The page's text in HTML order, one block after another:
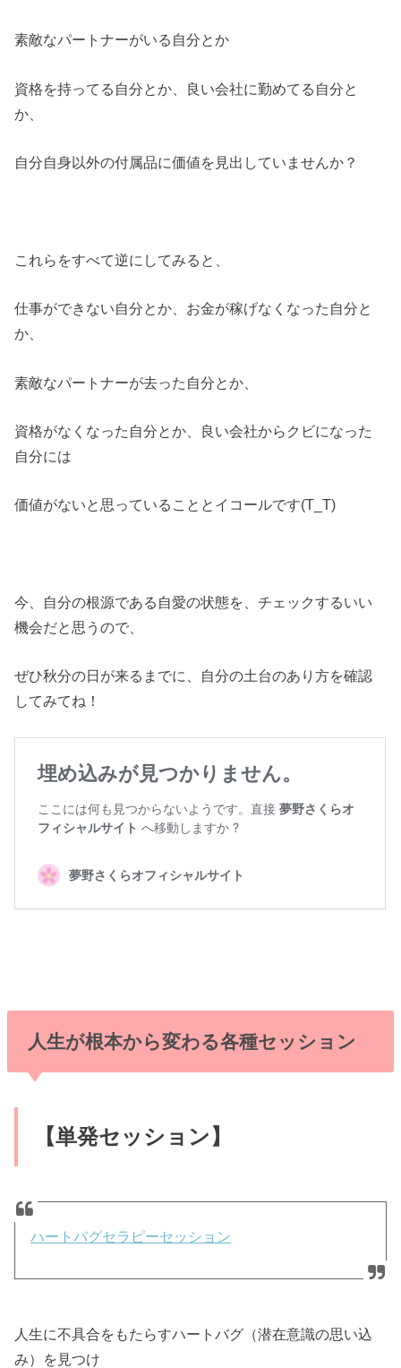
素敵なパートナーがいる自分とか
資格を持ってる自分とか、良い会社に勤めてる自分と
か、
自分自身以外の付属品に価値を見出していませんか？
これらをすべて逆にしてみると、
仕事ができない自分とか、お金が稼げなくなった自分と
か、
素敵なパートナーが去った自分とか、
資格がなくなった自分とか、良い会社からクビになった
自分には
価値がないと思っていることとイコールです(T_T)
今、自分の根源である自愛の状態を、チェックするいい
機会だと思うので、
ぜひ秋分の日が来るまでに、自分の土台のあり方を確認
してみてね！
人生が根本から変わる各種セッション
【単発セッション】
ハートバグセラピーセッション
人生に不具合をもたらすハートバグ（潜在意識の思い込
み）を見つけ